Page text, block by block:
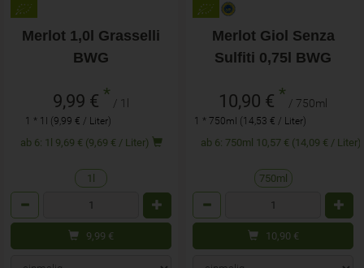
Merlot 1,0l Grasselli
BWG
9,99 € * / 1l
1 * 1l (9,99 € / Liter)
ab 6: 1l 9,69 € (9,69 € / Liter)
1l
9,99 €
Merlot Giol Senza
Sulfiti 0,75l BWG
10,90 € * / 750ml
1 * 750ml (14,53 € / Liter)
ab 6: 750ml 10,57 € (14,09 € / Liter)
750ml
10,90 €